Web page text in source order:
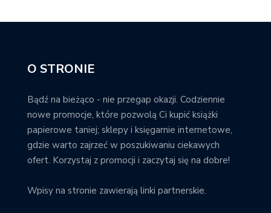
O STRONIE
Bądź na bieżąco - nie przegap okazji. Codziennie
nowe promocje, które pozwolą Ci kupić książki
papierowe taniej; sklepy i księgarnie internetowe,
gdzie warto zajrzeć w poszukiwaniu ciekawych
ofert. Korzystaj z promocji i zaczytaj się na dobre!
Wpisy na stronie zawierają linki partnerskie.